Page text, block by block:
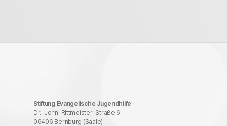
Stiftung Evangelische Jugendhilfe
Dr.-John-Rittmeister-Straße 6
06406 Bernburg (Saale)